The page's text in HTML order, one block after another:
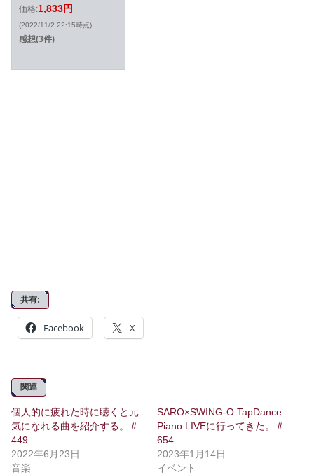
価格:1,833円
(2022/11/2 22:15時点)
感想(3件)
共有:
Facebook X
関連
個人的に疲れた時に聴くと元
気になれる曲を紹介する。＃
449
2022年6月23日
音楽
SARO×SWING-O TapDance
Piano LIVEに行ってきた。＃
654
2023年1月14日
イベント